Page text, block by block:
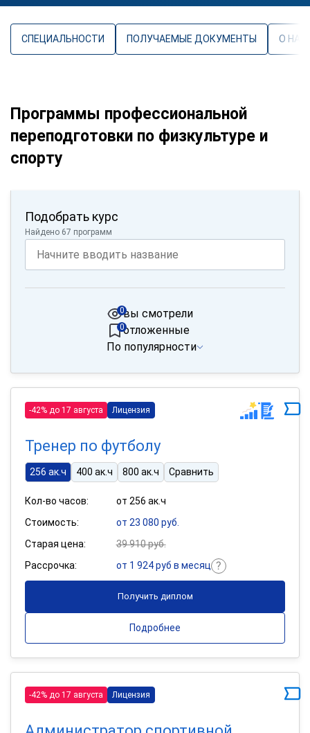
СПЕЦИАЛЬНОСТИ ПОЛУЧАЕМЫЕ ДОКУМЕНТЫ О
Программы профессиональной
переподготовки по физкультуре и
спорту
Подобрать курс
Найдено 67 программ
вы смотрели
0
отложенные
0
По популярности
-42% до 17 августа Лицензия
Тренер по футболу
256 ак.ч 400 ак.ч 800 ак.ч Сравнить
Кол-во часов:
от 256 ак.ч
Стоимость:
от 23 080 руб.
Старая цена:
39 910 руб.
Рассрочка:
от 1 924 руб в месяц
Получить диплом
Подробнее
-42% до 17 августа Лицензия